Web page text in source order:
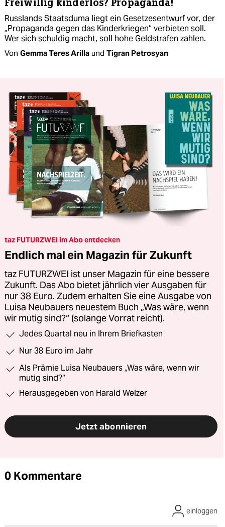
Freiwillig kinderlos? Propaganda!
Russlands Staatsduma liegt ein Gesetzesentwurf vor, der
„Propaganda gegen das Kinderkriegen“ verbieten soll.
Wer sich schuldig macht, soll hohe Geldstrafen zahlen.
Von Gemma Teres Arilla und Tigran Petrosyan
taz FUTURZWEI im Abo entdecken
Endlich mal ein Magazin für Zukunft
taz FUTURZWEI ist unser Magazin für eine bessere
Zukunft. Das Abo bietet jährlich vier Ausgaben für
nur 38 Euro. Zudem erhalten Sie eine Ausgabe von
Luisa Neubauers neuestem Buch „Was wäre, wenn
wir mutig sind?“ (solange Vorrat reicht).
Jedes Quartal neu in Ihrem Briefkasten
Nur 38 Euro im Jahr
Als Prämie Luisa Neubauers „Was wäre, wenn wir
mutig sind?“
Herausgegeben von Harald Welzer
Jetzt abonnieren
0 Kommentare
einloggen